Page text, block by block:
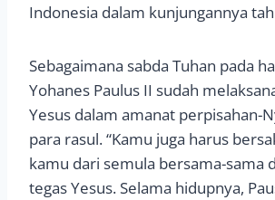
Indonesia dalam kunjungannya
Sebagaimana sabda Tuhan pada
Yohanes Paulus II sudah
Yesus dalam amanat perpisahan-
para rasul. “Kamu juga harus
kamu dari semula bersama-sama
tegas Yesus. Selama hidupnya,